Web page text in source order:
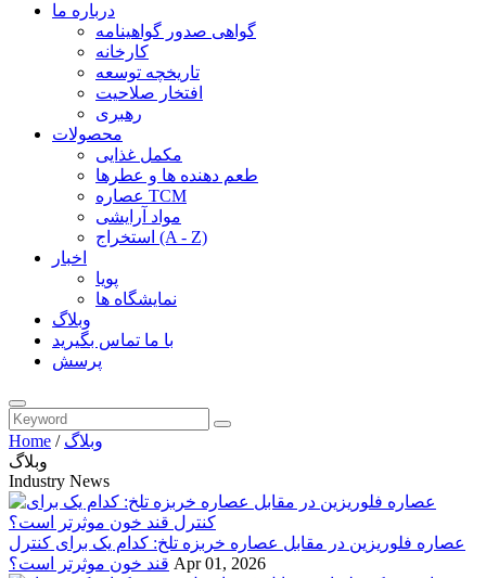
درباره ما
گواهی صدور گواهینامه
کارخانه
تاریخچه توسعه
افتخار صلاحیت
رهبری
محصولات
مکمل غذایی
طعم دهنده ها و عطرها
عصاره TCM
مواد آرایشی
استخراج (A - Z)
اخبار
پویا
نمایشگاه ها
وبلاگ
با ما تماس بگیرید
پرسش
Home / وبلاگ
وبلاگ
Industry News
عصاره فلوریزین در مقابل عصاره خربزه تلخ: کدام یک برای کنترل
قند خون موثرتر است؟ Apr 01, 2026